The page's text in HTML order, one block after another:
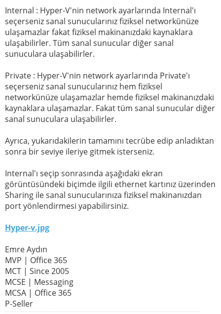
Internal : Hyper-V'nin network ayarlarında Internal'ı
seçerseniz sanal sunucularınız fiziksel networkünüze
ulaşamazlar fakat fiziksel makinanızdaki kaynaklara
ulaşabilirler. Tüm sanal sunucular diğer sanal
sunuculara ulaşabilirler.
Private : Hyper-V'nin network ayarlarında Private'ı
seçerseniz sanal sunucularınız hem fiziksel
networkünüze ulaşamazlar hemde fiziksel makinanızdaki
kaynaklara ulaşamazlar. Fakat tüm sanal sunucular diğer
sanal sunuculara ulaşabilirler.
Ayrıca, yukarıdakilerin tamamını tecrübe edip anladıktan
sonra bir seviye ileriye gitmek isterseniz.
Internal'ı seçip sonrasında aşağıdaki ekran
görüntüsündeki biçimde ilgili ethernet kartınız üzerinden
Sharing ile sanal sunucularınıza fiziksel makinanızdan
port yönlendirmesi yapabilirsiniz.
Hyper-v.jpg
Emre Aydın
MVP | Office 365
MCT | Since 2005
MCSE | Messaging
MCSA | Office 365
P-Seller